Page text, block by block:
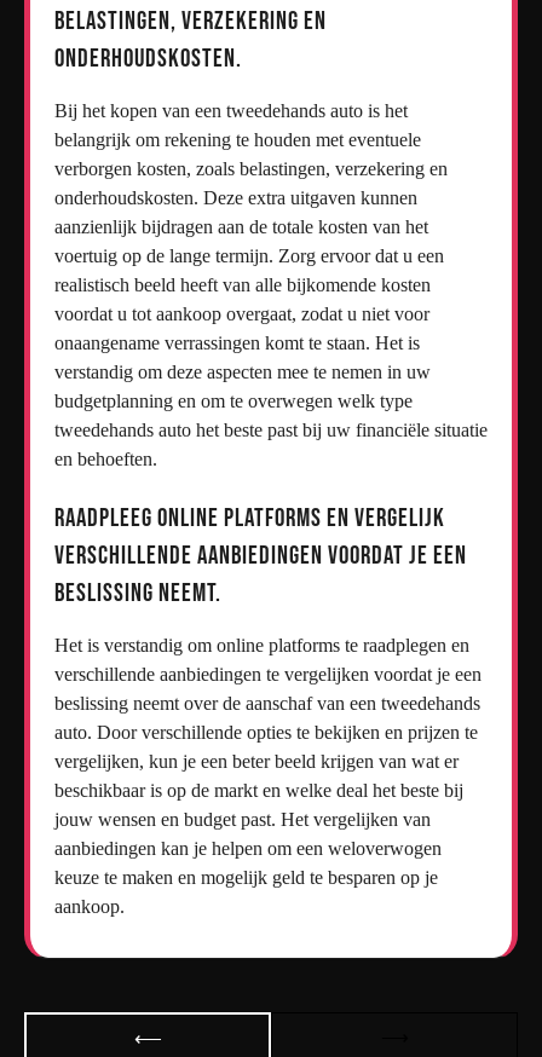
belastingen, verzekering en
onderhoudskosten.
Bij het kopen van een tweedehands auto is het
belangrijk om rekening te houden met eventuele
verborgen kosten, zoals belastingen, verzekering en
onderhoudskosten. Deze extra uitgaven kunnen
aanzienlijk bijdragen aan de totale kosten van het
voertuig op de lange termijn. Zorg ervoor dat u een
realistisch beeld heeft van alle bijkomende kosten
voordat u tot aankoop overgaat, zodat u niet voor
onaangename verrassingen komt te staan. Het is
verstandig om deze aspecten mee te nemen in uw
budgetplanning en om te overwegen welk type
tweedehands auto het beste past bij uw financiële situatie
en behoeften.
Raadpleeg online platforms en vergelijk
verschillende aanbiedingen voordat je een
beslissing neemt.
Het is verstandig om online platforms te raadplegen en
verschillende aanbiedingen te vergelijken voordat je een
beslissing neemt over de aanschaf van een tweedehands
auto. Door verschillende opties te bekijken en prijzen te
vergelijken, kun je een beter beeld krijgen van wat er
beschikbaar is op de markt en welke deal het beste bij
jouw wensen en budget past. Het vergelijken van
aanbiedingen kan je helpen om een weloverwogen
keuze te maken en mogelijk geld te besparen op je
aankoop.
⟵